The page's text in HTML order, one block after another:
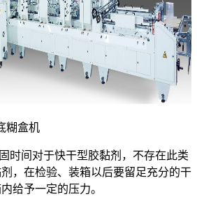
糊盒机
时间对于快干型胶黏剂，不存在此类
，在检验、装箱以后要留足充分的干
给予一定的压力。